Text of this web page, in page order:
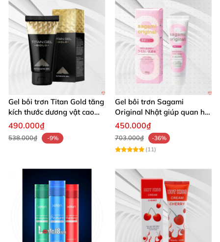
Gel bôi trơn Titan Gold tăng
kích thước dương vật cao
cấp nhập khẩu Nga
490.000₫
538.000₫ -9%
Gel bôi trơn Sagami
Original Nhật giúp quan hệ
trơn tru dễ chịu an toàn
450.000₫
703.000₫
-36%
(11)